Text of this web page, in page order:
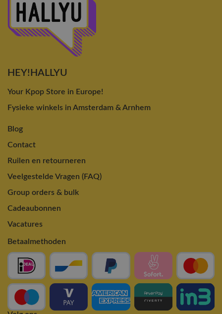
HEY!HALLYU
Your Kpop Store in Europe!
Fysieke winkels in Amsterdam & Arnhem
Blog
Contact
Ruilen en retourneren
Veelgestelde Vragen (FAQ)
Group orders & bulk
Cadeaubonnen
Vacatures
Betaalmethoden